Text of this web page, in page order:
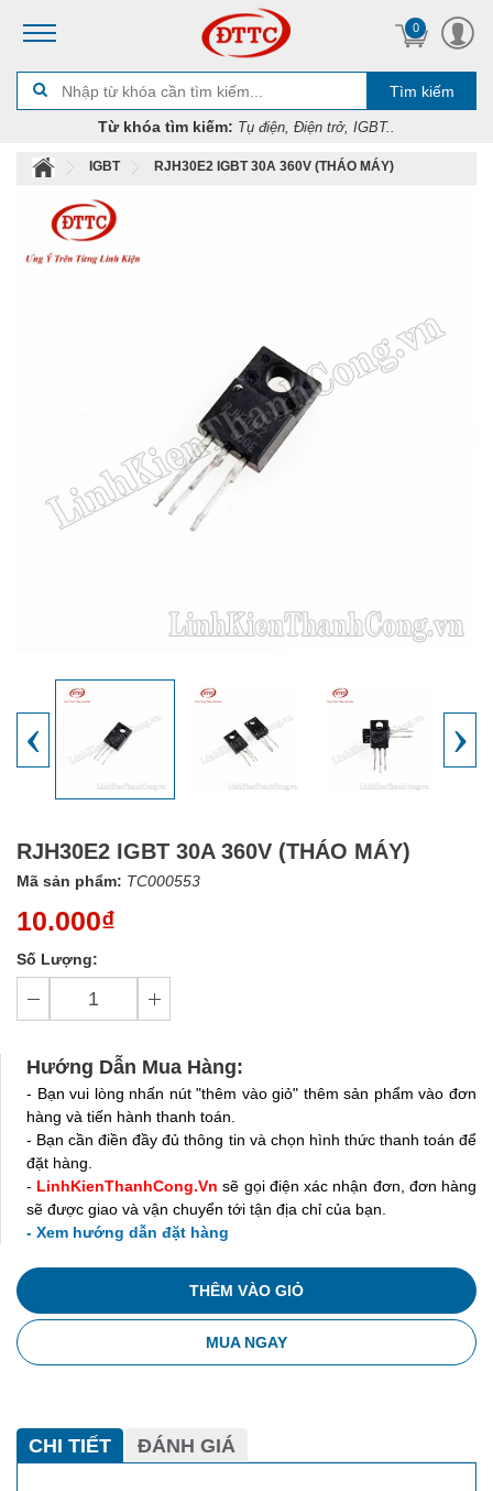
0
Tìm kiếm
Từ khóa tìm kiếm: Tụ điện, Điện trở, IGBT..
IGBT RJH30E2 IGBT 30A 360V (THÁO MÁY)
‹ ›
RJH30E2 IGBT 30A 360V (THÁO MÁY)
Mã sản phẩm: TC000553
10.000₫
Số Lượng:
Hướng Dẫn Mua Hàng:
- Bạn vui lòng nhấn nút "thêm vào giỏ" thêm sản phẩm vào đơn
hàng và tiến hành thanh toán.
- Bạn cần điền đầy đủ thông tin và chọn hình thức thanh toán để
đặt hàng.
- LinhKienThanhCong.Vn sẽ gọi điện xác nhận đơn, đơn hàng
sẽ được giao và vận chuyển tới tận địa chỉ của bạn.
- Xem hướng dẫn đặt hàng
THÊM VÀO GIỎ
MUA NGAY
CHI TIẾT ĐÁNH GIÁ